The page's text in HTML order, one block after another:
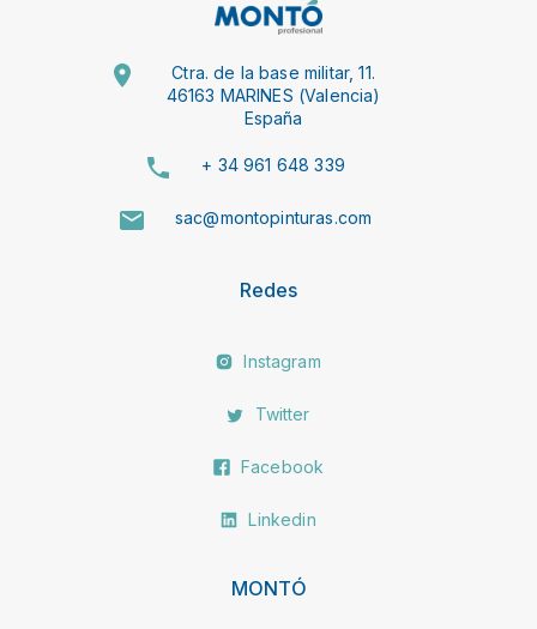
Ctra. de la base militar, 11.
46163 MARINES (Valencia)
España
+ 34 961 648 339
sac@montopinturas.com
Redes
Instagram
Twitter
Facebook
Linkedin
MONTÓ